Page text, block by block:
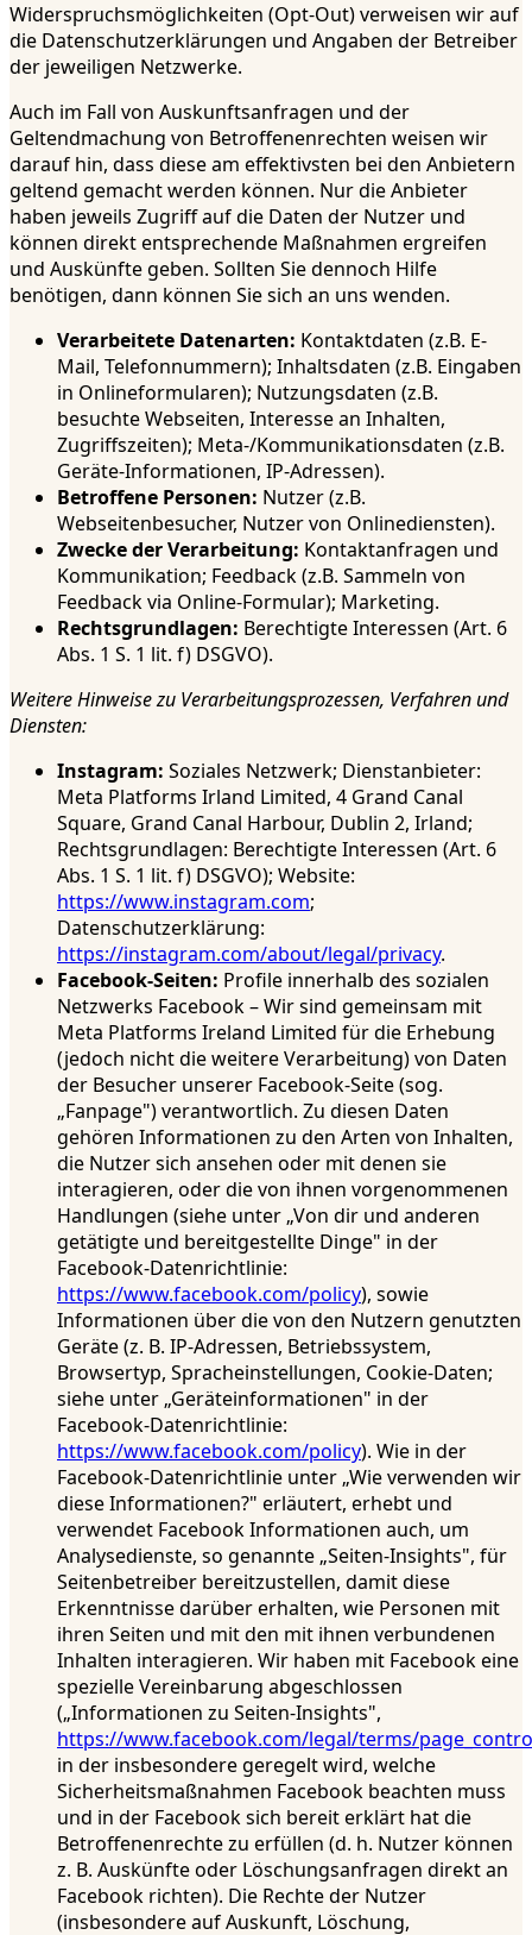
Widerspruchsmöglichkeiten (Opt-Out) verweisen wir auf
die Datenschutzerklärungen und Angaben der Betreiber
der jeweiligen Netzwerke.
Auch im Fall von Auskunftsanfragen und der
Geltendmachung von Betroffenenrechten weisen wir
darauf hin, dass diese am effektivsten bei den Anbietern
geltend gemacht werden können. Nur die Anbieter
haben jeweils Zugriff auf die Daten der Nutzer und
können direkt entsprechende Maßnahmen ergreifen
und Auskünfte geben. Sollten Sie dennoch Hilfe
benötigen, dann können Sie sich an uns wenden.
Verarbeitete Datenarten: Kontaktdaten (z.B. E-
Mail, Telefonnummern); Inhaltsdaten (z.B. Eingaben
in Onlineformularen); Nutzungsdaten (z.B.
besuchte Webseiten, Interesse an Inhalten,
Zugriffszeiten); Meta-/Kommunikationsdaten (z.B.
Geräte-Informationen, IP-Adressen).
Betroffene Personen: Nutzer (z.B.
Webseitenbesucher, Nutzer von Onlinediensten).
Zwecke der Verarbeitung: Kontaktanfragen und
Kommunikation; Feedback (z.B. Sammeln von
Feedback via Online-Formular); Marketing.
Rechtsgrundlagen: Berechtigte Interessen (Art. 6
Abs. 1 S. 1 lit. f) DSGVO).
Weitere Hinweise zu Verarbeitungsprozessen, Verfahren und
Diensten:
Instagram: Soziales Netzwerk; Dienstanbieter:
Meta Platforms Irland Limited, 4 Grand Canal
Square, Grand Canal Harbour, Dublin 2, Irland;
Rechtsgrundlagen: Berechtigte Interessen (Art. 6
Abs. 1 S. 1 lit. f) DSGVO); Website:
https://www.instagram.com;
Datenschutzerklärung:
https://instagram.com/about/legal/privacy.
Facebook-Seiten: Profile innerhalb des sozialen
Netzwerks Facebook – Wir sind gemeinsam mit
Meta Platforms Ireland Limited für die Erhebung
(jedoch nicht die weitere Verarbeitung) von Daten
der Besucher unserer Facebook-Seite (sog.
„Fanpage") verantwortlich. Zu diesen Daten
gehören Informationen zu den Arten von Inhalten,
die Nutzer sich ansehen oder mit denen sie
interagieren, oder die von ihnen vorgenommenen
Handlungen (siehe unter „Von dir und anderen
getätigte und bereitgestellte Dinge" in der
Facebook-Datenrichtlinie:
https://www.facebook.com/policy), sowie
Informationen über die von den Nutzern genutzten
Geräte (z. B. IP-Adressen, Betriebssystem,
Browsertyp, Spracheinstellungen, Cookie-Daten;
siehe unter „Geräteinformationen" in der
Facebook-Datenrichtlinie:
https://www.facebook.com/policy). Wie in der
Facebook-Datenrichtlinie unter „Wie verwenden wir
diese Informationen?" erläutert, erhebt und
verwendet Facebook Informationen auch, um
Analysedienste, so genannte „Seiten-Insights", für
Seitenbetreiber bereitzustellen, damit diese
Erkenntnisse darüber erhalten, wie Personen mit
ihren Seiten und mit den mit ihnen verbundenen
Inhalten interagieren. Wir haben mit Facebook eine
spezielle Vereinbarung abgeschlossen
(„Informationen zu Seiten-Insights",
https://www.facebook.com/legal/terms/
in der insbesondere geregelt wird, welche
Sicherheitsmaßnahmen Facebook beachten muss
und in der Facebook sich bereit erklärt hat die
Betroffenenrechte zu erfüllen (d. h. Nutzer können
z. B. Auskünfte oder Löschungsanfragen direkt an
Facebook richten). Die Rechte der Nutzer
(insbesondere auf Auskunft, Löschung,